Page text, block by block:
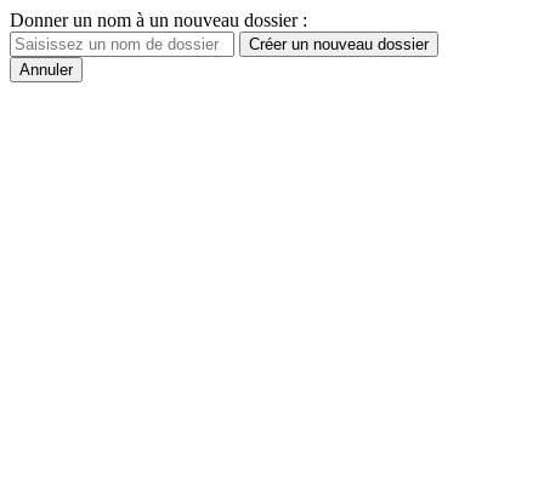
Donner un nom à un nouveau dossier :
Créer un nouveau dossier
Annuler